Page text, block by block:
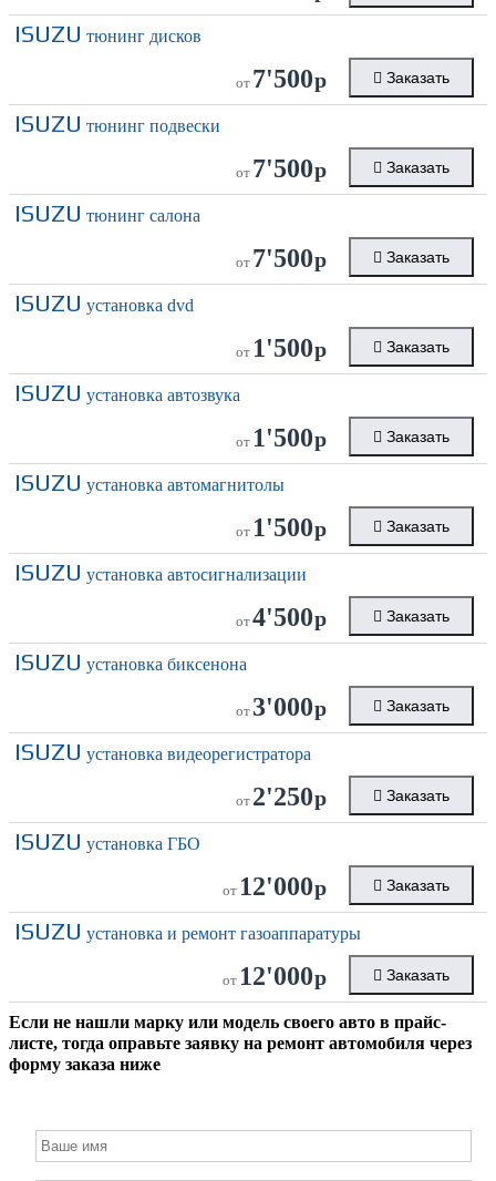
ISUZU тюнинг дисков
от 7'500р Заказать
ISUZU тюнинг подвески
от 7'500р Заказать
ISUZU тюнинг салона
от 7'500р Заказать
ISUZU установка dvd
от 1'500р Заказать
ISUZU установка автозвука
от 1'500р Заказать
ISUZU установка автомагнитолы
от 1'500р Заказать
ISUZU установка автосигнализации
от4'500р Заказать
ISUZU установка биксенона
от 3'000р Заказать
ISUZU установка видеорегистратора
от 2'250р Заказать
ISUZU установка ГБО
от 12'000р Заказать
ISUZU установка и ремонт газоаппаратуры
от 12'000р Заказать
Если не нашли марку или модель своего авто в прайс-
листе, тогда оправьте заявку на ремонт автомобиля через
форму заказа ниже